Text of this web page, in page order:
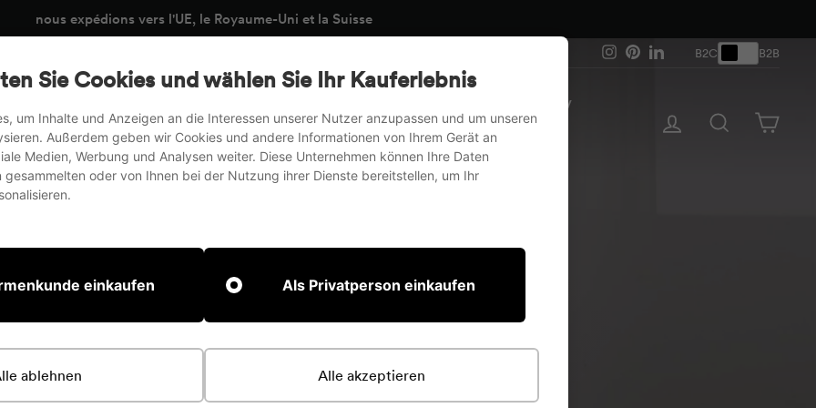
Sie Cookies und wählen Sie Ihr Kauferlebnis
um Inhalte und Anzeigen an die Interessen unserer Nutzer anzupassen und um unseren
Außerdem geben wir Cookies und andere Informationen von Ihrem Gerät an
Medien, Werbung und Analysen weiter. Diese Unternehmen können Ihre Daten
oder von Ihnen bei der Nutzung ihrer Dienste bereitstellen, um Ihr
einkaufen Als Privatperson einkaufen
ablehnen Alle akzeptieren
Instagram
PinterestLinkedIn
B2C B2B
Meuble TV
Stockage
Tableaux Accessoires
Se connecter
Recherche
diaporama